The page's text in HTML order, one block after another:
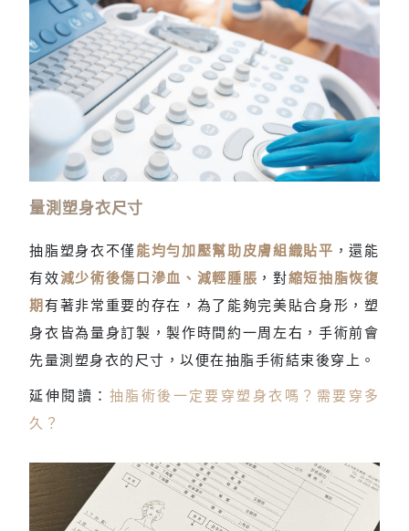
自體脂肪隆乳前須先接受乳房超音波檢查
量測塑身衣尺寸
抽脂塑身衣不僅能均勻加壓幫助皮膚組織貼平 ，還能
有效減少術後傷口滲血、減輕腫脹 ，對縮短抽脂恢復
期有著非常重要的存在，為了能夠完美貼合身形，塑
身衣皆為量身訂製，製作時間約一周左右，手術前會
先量測塑身衣的尺寸，以便在抽脂手術結束後穿上。
延伸閱讀： 抽脂術後一定要穿塑身衣嗎？需要穿多
久？